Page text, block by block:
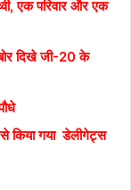
एक परिवार और एक
दिखे जी-20 के
से किया गया डेलीगेट्स